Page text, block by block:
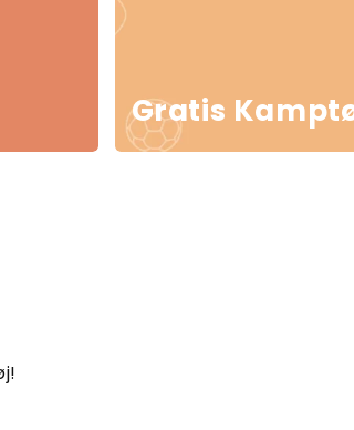
Gratis